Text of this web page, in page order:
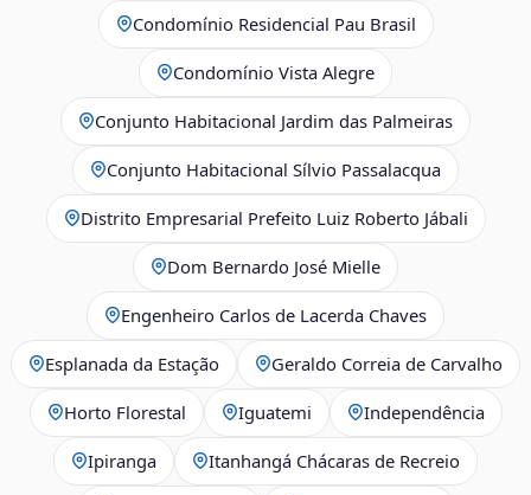
Condomínio Residencial Pau Brasil
Condomínio Vista Alegre
Conjunto Habitacional Jardim das Palmeiras
Conjunto Habitacional Sílvio Passalacqua
Distrito Empresarial Prefeito Luiz Roberto Jábali
Dom Bernardo José Mielle
Engenheiro Carlos de Lacerda Chaves
Esplanada da Estação Geraldo Correia de Carvalho
Horto Florestal Iguatemi Independência
Ipiranga Itanhangá Chácaras de Recreio